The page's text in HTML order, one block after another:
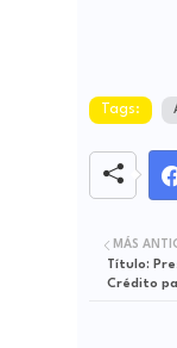
Tags:
MÁS
Título:
Crédito